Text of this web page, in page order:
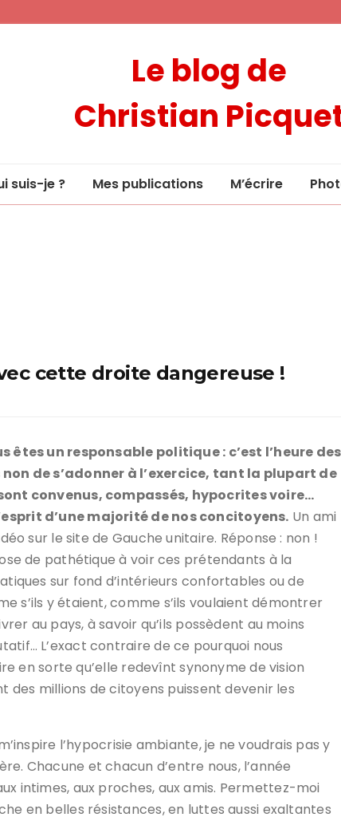
Le blog de
Christian
suis-je ? Mes publications M’écrire
cette droite dangereuse !
êtes un responsable politique : c’est l’heure des
de s’adonner à l’exercice, tant la plupart de
convenus, compassés, hypocrites voire…
d’une majorité de nos concitoyens. Un ami
sur le site de Gauche unitaire. Réponse : non !
de pathétique à voir ces prétendants à la
sur fond d’intérieurs confortables ou de
s’ils y étaient, comme s’ils voulaient démontrer
au pays, à savoir qu’ils possèdent au moins
L’exact contraire de ce pourquoi nous
en sorte qu’elle redevînt synonyme de vision
des millions de citoyens puissent devenir les
l’hypocrisie ambiante, je ne voudrais pas y
Chacune et chacun d’entre nous, l’année
intimes, aux proches, aux amis. Permettez-moi
en belles résistances, en luttes aussi exaltantes